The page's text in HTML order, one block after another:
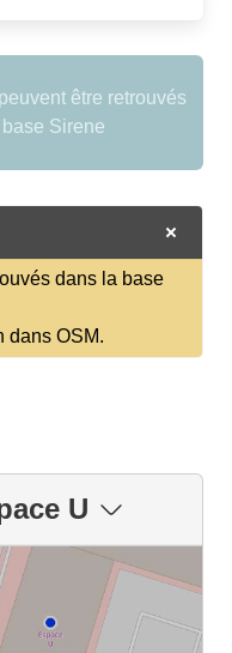
être retrouvés
Sirene
dans la base
dans OSM.
U